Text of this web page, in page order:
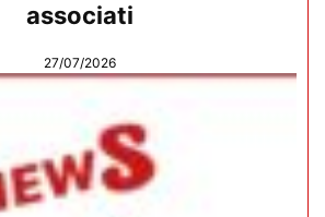
associati
27/07/2026